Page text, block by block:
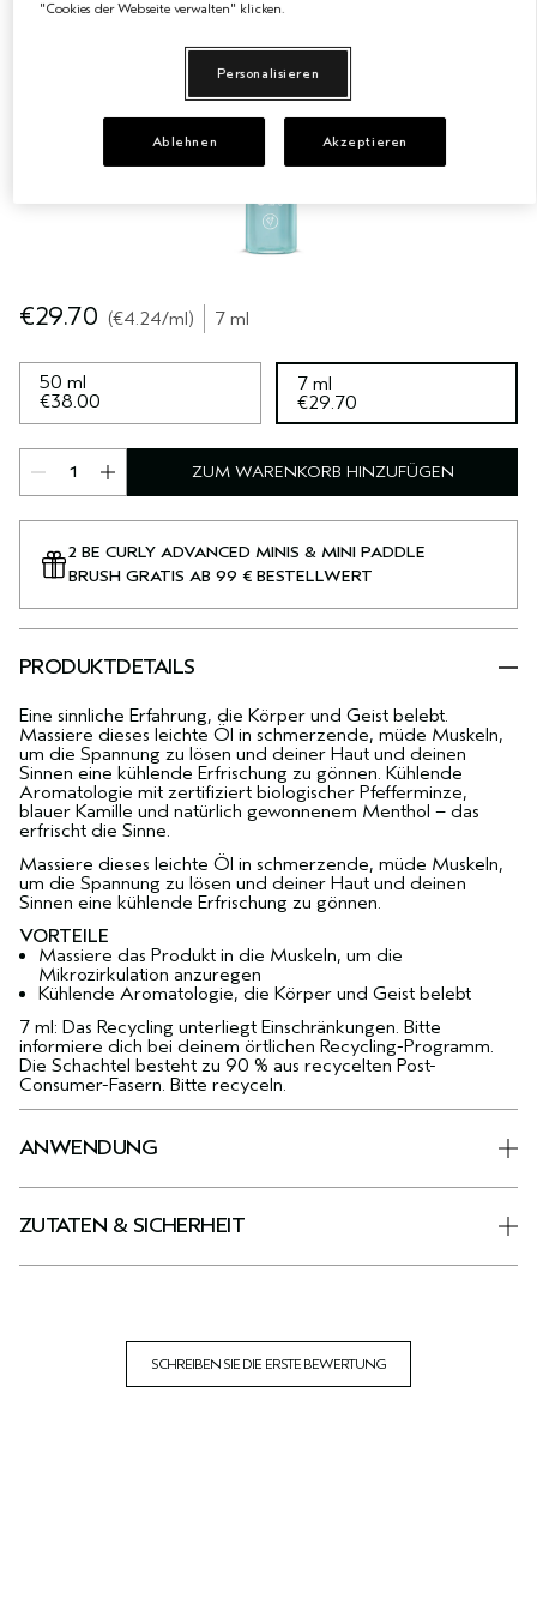
EMPFINDLICHE KOPFHAUT
PURE ABUNDANCE
ALLE KOLLEKTIONEN
€29.70 €4.24/ml 7 ml
50 ml
€38.00
7 ml
€29.70
ZUM WARENKORB HINZUFÜGEN
2 BE CURLY ADVANCED MINIS & MINI PADDLE
BRUSH GRATIS AB 99 € BESTELLWERT
PRODUKTDETAILS
Eine sinnliche Erfahrung, die Körper und Geist belebt.
Massiere dieses leichte Öl in schmerzende, müde Muskeln,
um die Spannung zu lösen und deiner Haut und deinen
Sinnen eine kühlende Erfrischung zu gönnen. Kühlende
Aromatologie mit zertifiziert biologischer Pfefferminze,
blauer Kamille und natürlich gewonnenem Menthol – das
erfrischt die Sinne.
Massiere dieses leichte Öl in schmerzende, müde Muskeln,
um die Spannung zu lösen und deiner Haut und deinen
Sinnen eine kühlende Erfrischung zu gönnen.
VORTEILE
Massiere das Produkt in die Muskeln, um die
Mikrozirkulation anzuregen
Kühlende Aromatologie, die Körper und Geist belebt
7 ml: Das Recycling unterliegt Einschränkungen. Bitte
informiere dich bei deinem örtlichen Recycling-Programm.
Die Schachtel besteht zu 90 % aus recycelten Post-
Consumer-Fasern. Bitte recyceln.
ANWENDUNG
ZUTATEN & SICHERHEIT
SCHREIBEN SIE DIE ERSTE BEWERTUNG
"Cookies der Webseite verwalten" klicken.
Personalisieren
Ablehnen Akzeptieren